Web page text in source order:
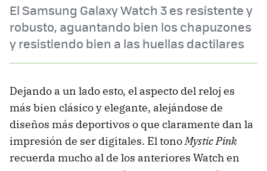
El Samsung Galaxy Watch 3 es resistente y
robusto, aguantando bien los chapuzones
y resistiendo bien a las huellas dactilares
Dejando a un lado esto, el aspecto del reloj es
más bien clásico y elegante, alejándose de
diseños más deportivos o que claramente dan la
impresión de ser digitales. El tono Mystic Pink
recuerda mucho al de los anteriores Watch en